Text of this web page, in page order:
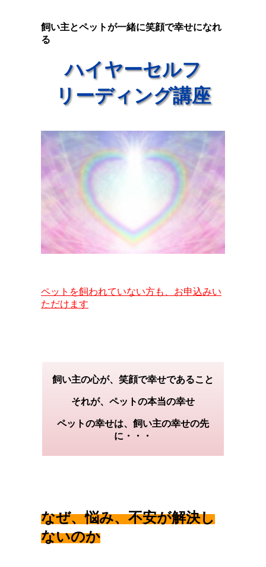
飼い主とペットが一緒に笑顔で幸せになれ
る
ハイヤーセルフ
リーディング講座
ペットを飼われていない方も、お申込みい
ただけます
飼い主の心が、笑顔で幸せであること
それが、ペットの本当の幸せ
ペットの幸せは、飼い主の幸せの先
に・・・
なぜ、悩み、不安が解決し
ないのか